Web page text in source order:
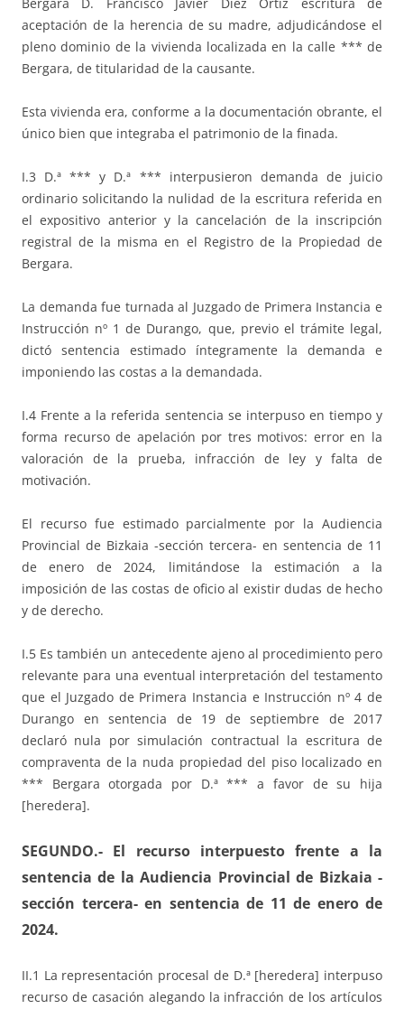
Bergara D. Francisco Javier Diez Ortiz escritura de
aceptación de la herencia de su madre, adjudicándose el
pleno dominio de la vivienda localizada en la calle *** de
Bergara, de titularidad de la causante.
Esta vivienda era, conforme a la documentación obrante, el
único bien que integraba el patrimonio de la finada.
I.3 D.ª *** y D.ª *** interpusieron demanda de juicio
ordinario solicitando la nulidad de la escritura referida en
el expositivo anterior y la cancelación de la inscripción
registral de la misma en el Registro de la Propiedad de
Bergara.
La demanda fue turnada al Juzgado de Primera Instancia e
Instrucción nº 1 de Durango, que, previo el trámite legal,
dictó sentencia estimado íntegramente la demanda e
imponiendo las costas a la demandada.
I.4 Frente a la referida sentencia se interpuso en tiempo y
forma recurso de apelación por tres motivos: error en la
valoración de la prueba, infracción de ley y falta de
motivación.
El recurso fue estimado parcialmente por la Audiencia
Provincial de Bizkaia -sección tercera- en sentencia de 11
de enero de 2024, limitándose la estimación a la
imposición de las costas de oficio al existir dudas de hecho
y de derecho.
I.5 Es también un antecedente ajeno al procedimiento pero
relevante para una eventual interpretación del testamento
que el Juzgado de Primera Instancia e Instrucción nº 4 de
Durango en sentencia de 19 de septiembre de 2017
declaró nula por simulación contractual la escritura de
compraventa de la nuda propiedad del piso localizado en
*** Bergara otorgada por D.ª *** a favor de su hija
[heredera].
SEGUNDO.- El recurso interpuesto frente a la
sentencia de la Audiencia Provincial de Bizkaia -
sección tercera- en sentencia de 11 de enero de
2024.
II.1 La representación procesal de D.ª [heredera] interpuso
recurso de casación alegando la infracción de los artículos